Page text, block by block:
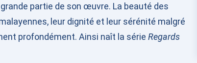
partie de son œuvre. La beauté des
leur dignité et leur sérénité malgré
profondément. Ainsi naît la série Regards